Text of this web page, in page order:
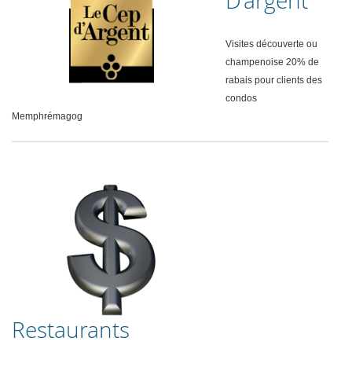
Visites découverte ou
champenoise 20% de
rabais pour clients des
condos
Memphrémagog
Restaurants